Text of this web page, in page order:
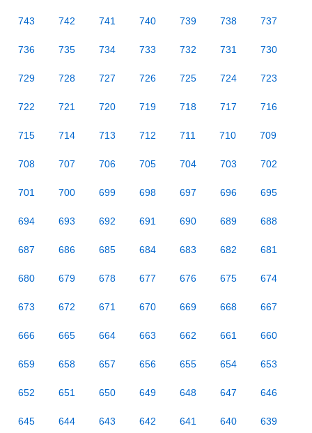
743 742 741 740 739 738 737
736 735 734 733 732 731 730
729 728 727 726 725 724 723
722 721 720 719 718 717 716
715 714 713 712 711 710 709
708 707 706 705 704 703 702
701 700 699 698 697 696 695
694 693 692 691 690 689 688
687 686 685 684 683 682 681
680 679 678 677 676 675 674
673 672 671 670 669 668 667
666 665 664 663 662 661 660
659 658 657 656 655 654 653
652 651 650 649 648 647 646
645 644 643 642 641 640 639